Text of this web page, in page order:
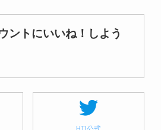
ントにいいね！しよう